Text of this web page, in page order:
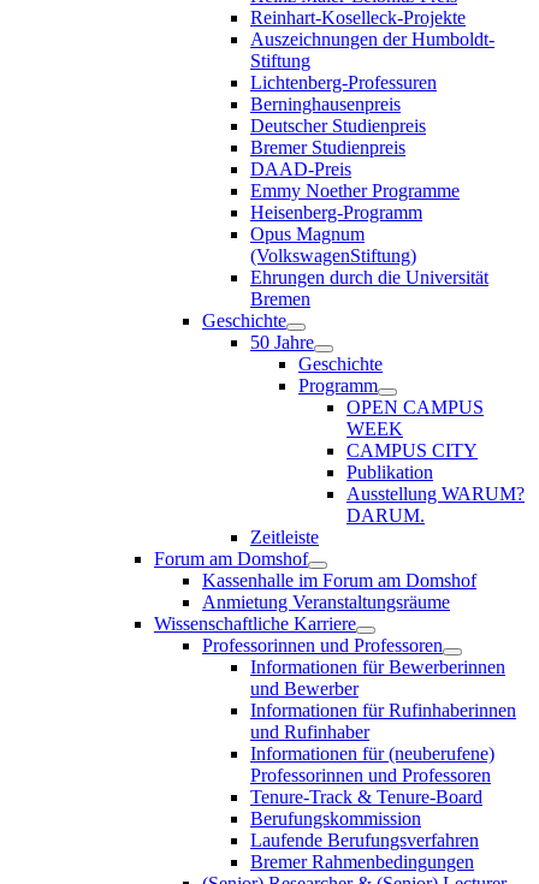
Reinhart-Koselleck-Projekte
Auszeichnungen der Humboldt-
Stiftung
Lichtenberg-Professuren
Berninghausenpreis
Deutscher Studienpreis
Bremer Studienpreis
DAAD-Preis
Emmy Noether Programme
Heisenberg-Programm
Opus Magnum
(VolkswagenStiftung)
Ehrungen durch die Universität
Bremen
Geschichte
50 Jahre
Geschichte
Programm
OPEN CAMPUS
WEEK
CAMPUS CITY
Publikation
Ausstellung WARUM?
DARUM.
Zeitleiste
Forum am Domshof
Kassenhalle im Forum am Domshof
Anmietung Veranstaltungsräume
Wissenschaftliche Karriere
Professorinnen und Professoren
Informationen für Bewerberinnen
und Bewerber
Informationen für Rufinhaberinnen
und Rufinhaber
Informationen für (neuberufene)
Professorinnen und Professoren
Tenure-Track & Tenure-Board
Berufungskommission
Laufende Berufungsverfahren
Bremer Rahmenbedingungen